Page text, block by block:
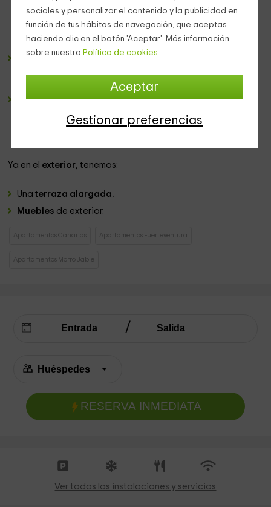
sociales y personalizar el contenido y la publicidad en
función de tus hábitos de navegación, que aceptas
haciendo clic en el botón 'Aceptar'. Más información
sobre nuestra Política de cookies.
Aceptar
Gestionar preferencias
electrodomésticos y el menaje
necesarios para cocinar
como en casa. Delante y comunicando con la sala de
estar se encuentra el comedor, con unamesa de cristal
y
su conjunto de sillas.
juegos de toallas.
Un dormitorio triplemuy agradable, en el que tenemos
interior, tenemos un total de3 camas individuales
Ya en el exterior, tenemos:
Unaterraza alargada.
Muebles de exterior.
Apartamentos Canarias Apartamentos Fuerteventura
Apartamentos Morro Jable
RESERVA INMEDIATA
Ver todas las instalaciones y servicios